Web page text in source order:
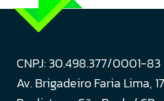
CNPJ: 30.498.377/0001-83
Av. Brigadeiro Faria Lima,